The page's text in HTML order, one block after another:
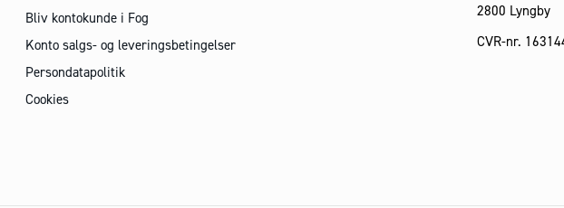
Bliv kontokunde i Fog
Konto salgs- og leveringsbetingelser
Persondatapolitik
Cookies
2800 Lyngby
CVR-nr.